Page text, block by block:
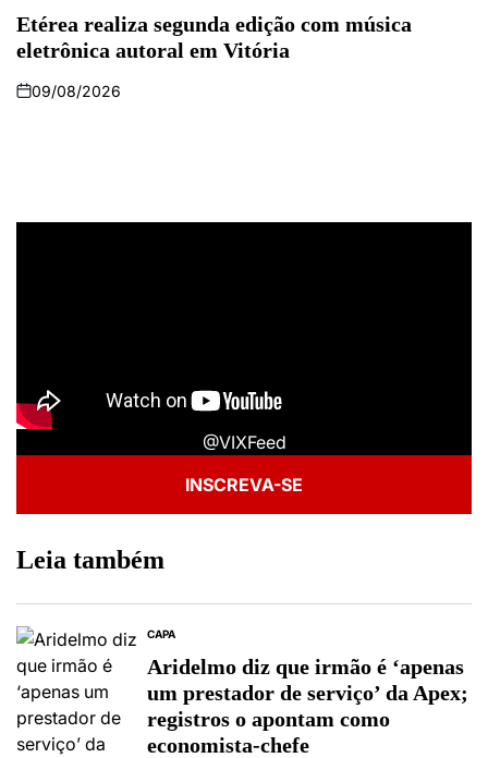
Etérea realiza segunda edição com música
eletrônica autoral em Vitória
09/08/2026
@VIXFeed
INSCREVA-SE
Leia também
CAPA
Aridelmo diz que irmão é ‘apenas
um prestador de serviço’ da Apex;
registros o apontam como
economista-chefe